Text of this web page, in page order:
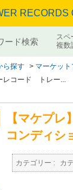
ード検索
スペ
複数
ら探す > マーケット
コード トレー...
【マケプ
コンディシ
カテゴリー : カ